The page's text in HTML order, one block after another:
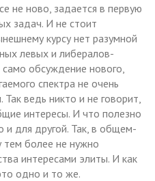
не ново, задается в первую
задач. И не стоит
курсу нет разумной
левых и либералов-
обсуждение нового,
спектра не очень
ведь никто и не говорит,
интересы. И что полезно
и для другой. Так, в общем-
тем более не нужно
интересами элиты. И как
одно и то же.